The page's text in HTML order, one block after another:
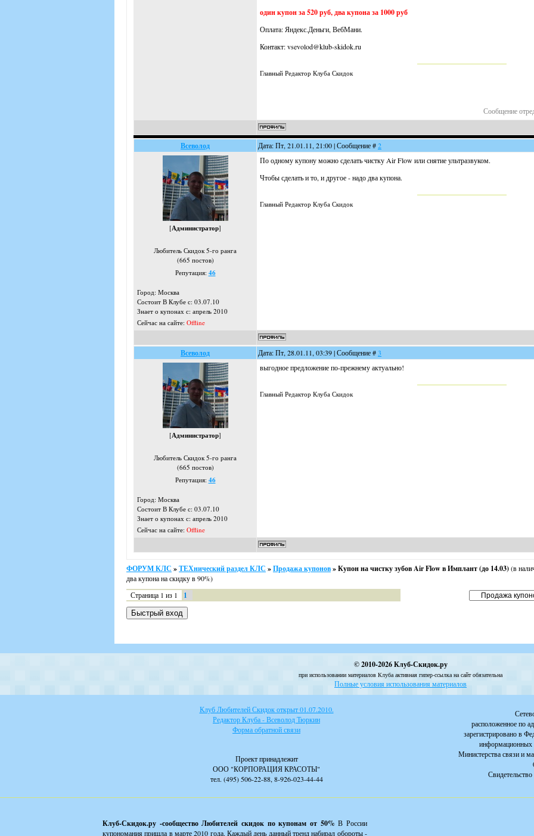
один купон за 520 руб, два купона за 1000 руб
Оплата: Яндекс.Деньги, ВебМани.
Контакт: vsevolod@klub-skidok.ru
Главный Редактор Клуба Скидок
Сообщение
Всеволод Дата: Пт, 21.01.11, 21:00 | Сообщение #2
[Администратор]
Любитель Скидок 5-го ранга
(665 постов)
Репутация: 46
Город: Москва
Состоит В Клубе с: 03.07.10
Знает о купонах с: апрель 2010
Сейчас на сайте: Offline
По одному купону можно сделать чистку Air Flow или снятие ультразвуком.
Чтобы сделать и то, и другое - надо два купона.
Главный Редактор Клуба Скидок
Всеволод Дата: Пт, 28.01.11, 03:39 | Сообщение #3
[Администратор]
Любитель Скидок 5-го ранга
(665 постов)
Репутация: 46
Город: Москва
Состоит В Клубе с: 03.07.10
Знает о купонах с: апрель 2010
Сейчас на сайте: Offline
выгодное предложение по-прежнему актуально!
Главный Редактор Клуба Скидок
ФОРУМ КЛС »ТЕХнический раздел КЛС »Продажа купонов»Купон на чистку зубов Air Flow в Имплант (до 14.03)(в
два купона на скидку в 90%)
Страница 1 из 1 1
© 2010-2026 Клуб-Скидок.ру
при использовании материалов Клуба активная гипер-ссылка на сайт обязательна
Полные условия использования материалов
Клуб Любителей Скидок открыт 01.07.2010.
Редактор Клуба - Всеволод Тюркин
Форма обратной связи
Проект принадлежит
ООО "КОРПОРАЦИЯ КРАСОТЫ"
тел. (495) 506-22-88, 8-926-023-44-44
расположенное по
зарегистрировано в
информационных
Министерства связи и
Клуб-Скидок.ру -сообщество Любителей скидок по купонам от 50%В России
купономания пришла в марте 2010 года. Каждый день данный тренд набирал обороты -